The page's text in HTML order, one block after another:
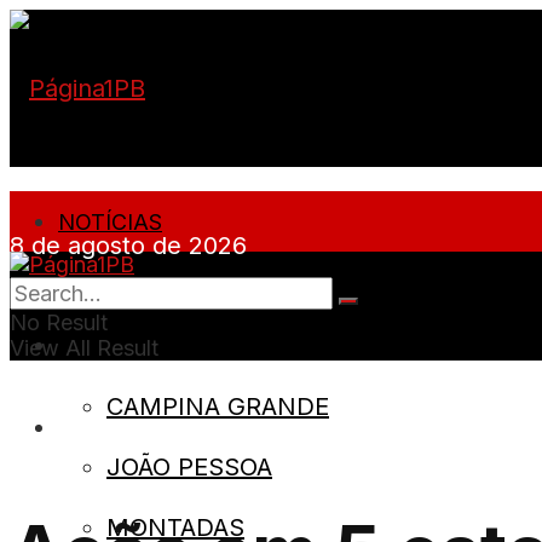
8 de agosto de 2026
SOBRE
NOTÍCIAS
PARAÍBA
CIDADES
CAMPINA GRANDE
JOÃO PESSOA
MONTADAS
No Result
View All Result